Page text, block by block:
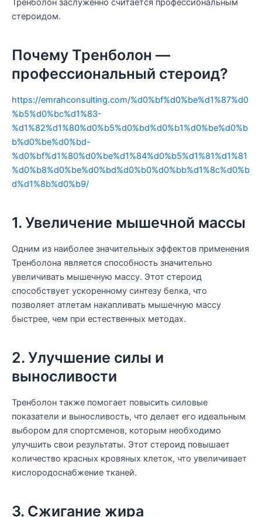
Тренболон заслуженно считается профессиональным
стероидом.
Почему Тренболон —
профессиональный стероид?
https://emrahconsulting.com/%d0%bf%d0%be%d1%87%d0
%b5%d0%bc%d1%83-
%d1%82%d1%80%d0%b5%d0%bd%d0%b1%d0%be%d0%b
b%d0%be%d0%bd-
%d0%bf%d1%80%d0%be%d1%84%d0%b5%d1%81%d1%81
%d0%b8%d0%be%d0%bd%d0%b0%d0%bb%d1%8c%d0%b
d%d1%8b%d0%b9/
1. Увеличение мышечной массы
Одним из наиболее значительных эффектов применения
Тренболона является способность значительно
увеличивать мышечную массу. Этот стероид
способствует ускоренному синтезу белка, что
позволяет атлетам накапливать мышечную массу
быстрее, чем при естественных методах.
2. Улучшение силы и
выносливости
Тренболон также помогает повысить силовые
показатели и выносливость, что делает его идеальным
выбором для спортсменов, которым необходимо
улучшить свои результаты. Этот стероид повышает
количество красных кровяных клеток, что увеличивает
кислородоснабжение тканей.
3. Сжигание жира